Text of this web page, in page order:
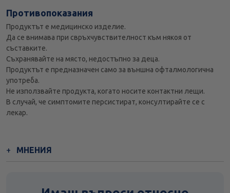
Противопоказания
Продуктът е медицинско изделие.
Да се внимава при свръхчувствителност към някоя от
съставките.
Съхранявайте на място, недостъпно за деца.
Продуктът е предназначен само за външна офталмологична
употреба.
Не използвайте продукта, когато носите контактни лещи.
В случай, че симптомите персистират, консултирайте се с
лекар.
МНЕНИЯ